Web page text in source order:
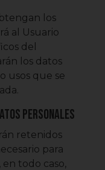
los
al Usuario
del
los datos
usos que se
personales
retenidos
para
en todo caso,